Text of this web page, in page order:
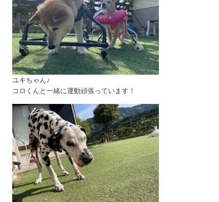
ユキちゃん♪
コロくんと一緒に運動頑張っています！